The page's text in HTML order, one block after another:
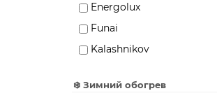
Energolux
Funai
Kalashnikov
Nobo
❄️ Зимний обогрев